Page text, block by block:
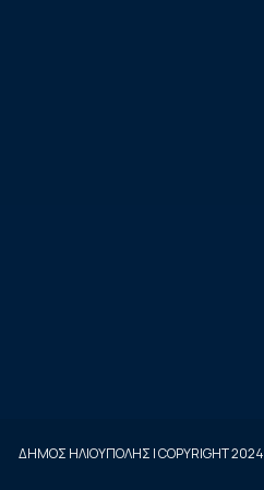
ΔΗΜΟΣ ΗΛΙΟΥΠΟΛΗΣ | COPYRIGHT 2024